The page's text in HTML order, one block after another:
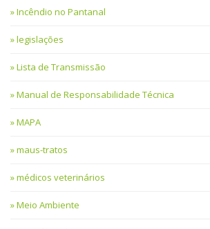
Incêndio no Pantanal
legislações
Lista de Transmissão
Manual de Responsabilidade Técnica
MAPA
maus-tratos
médicos veterinários
Meio Ambiente